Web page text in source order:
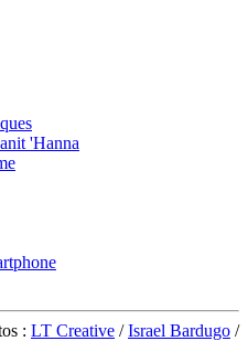
'Hanna
: LT Creative /Israel Bardugo /